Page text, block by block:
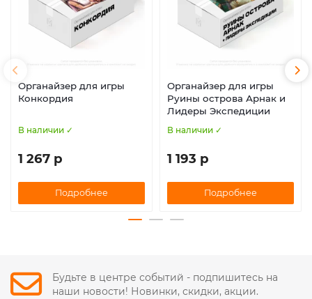
Органайзер для игры
Конкордия
В наличии ✓
1 267 р
Подробнее
Органайзер для игры
Руины острова Арнак и
Лидеры Экспедиции
В наличии ✓
1 193 р
Подробнее
Будьте в центре событий - подпишитесь на
наши новости! Новинки, скидки, акции.